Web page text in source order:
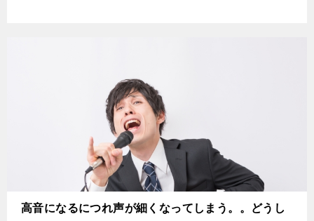
高音になるにつれ声が細くなってしまう。。どうし